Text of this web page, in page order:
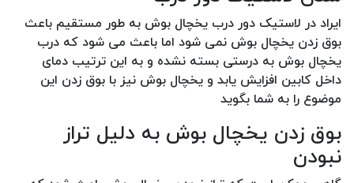
ایراد در لاستیک دور درب یخچال بوش به طور مستقیم باعث
بوق زدن یخچال بوش نمی شود اما باعث می شود که درب
یخچال بوش به درستی بسته نشده و به این ترتیب دمای
داخل کابین افزایش یابد و یخچال بوش نیز با بوق زدن این
موضوع را به شما بگوید
بوق زدن یخچال بوش به دلیل تراز
نبودن